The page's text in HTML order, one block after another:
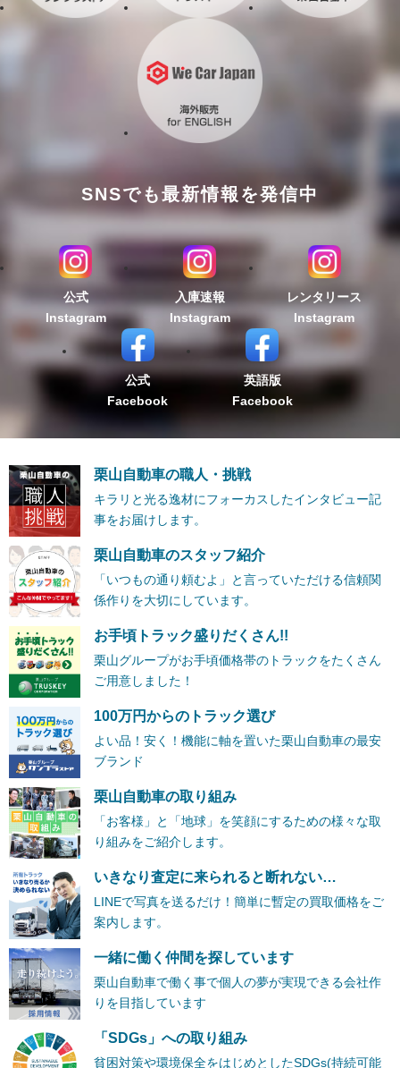
SNSでも最新情報を発信中
公式
Instagram
入庫速報
Instagram
レンタリース
Instagram
公式
Facebook
英語版
Facebook
栗山自動車の職人・挑戦
キラリと光る逸材にフォーカスしたインタビュー記
事をお届けします。
栗山自動車のスタッフ紹介
「いつもの通り頼むよ」と言っていただける信頼関
係作りを大切にしています。
お手頃トラック盛りだくさん!!
栗山グループがお手頃価格帯のトラックをたくさん
ご用意しました！
100万円からのトラック選び
よい品！安く！機能に軸を置いた栗山自動車の最安
ブランド
栗山自動車の取り組み
「お客様」と「地球」を笑顔にするための様々な取
り組みをご紹介します。
いきなり査定に来られると断れない…
LINEで写真を送るだけ！簡単に暫定の買取価格をご
案内します。
一緒に働く仲間を探しています
栗山自動車で働く事で個人の夢が実現できる会社作
りを目指しています
「SDGs」への取り組み
貧困対策や環境保全をはじめとしたSDGs(持続可能